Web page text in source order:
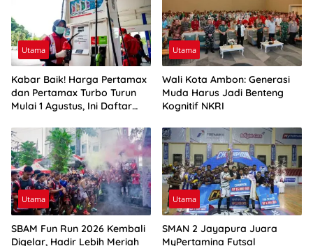
Utama
Kabar Baik! Harga Pertamax
dan Pertamax Turbo Turun
Mulai 1 Agustus, Ini Daftar
Utama
Wali Kota Ambon: Generasi
Muda Harus Jadi Benteng
Kognitif NKRI
Utama
SBAM Fun Run 2026 Kembali
Digelar, Hadir Lebih Meriah
Utama
SMAN 2 Jayapura Juara
MyPertamina Futsal